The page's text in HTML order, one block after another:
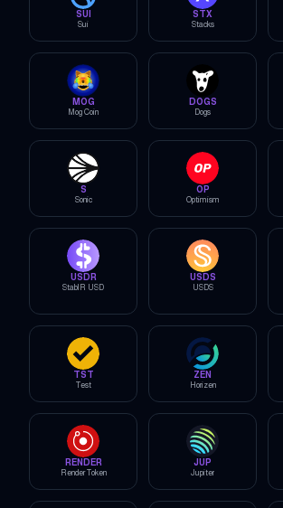
SUI
Sui
STX
Stacks
MOG
Mog Coin
DOGS
Dogs
S
Sonic
OP
Optimism
USDR
StablR USD
USDS
USDS
TST
Test
ZEN
Horizen
RENDER
Render Token
JUP
Jupiter